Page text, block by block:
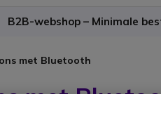
B2B-webshop – Minimale
met Bluetooth
met